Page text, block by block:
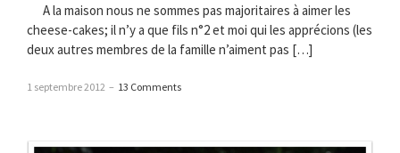
A la maison nous ne sommes pas majoritaires à aimer les
cheese-cakes; il n’y a que fils n°2 et moi qui les apprécions (les
deux autres membres de la famille n’aiment pas […]
1 septembre 2012 – 13 Comments